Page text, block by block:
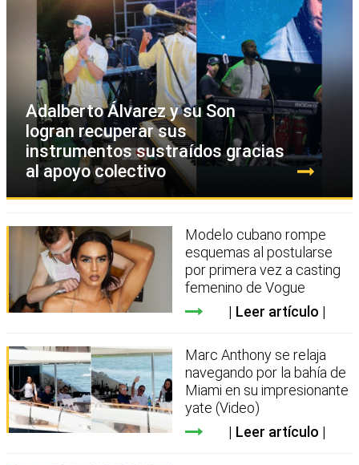
Adalberto Álvarez y su Son
logran recuperar sus
instrumentos sustraídos gracias
al apoyo colectivo
Modelo cubano rompe
esquemas al postularse
por primera vez a casting
femenino de Vogue
Leer artículo
Marc Anthony se relaja
navegando por la bahía de
Miami en su impresionante
yate (Video)
Leer artículo